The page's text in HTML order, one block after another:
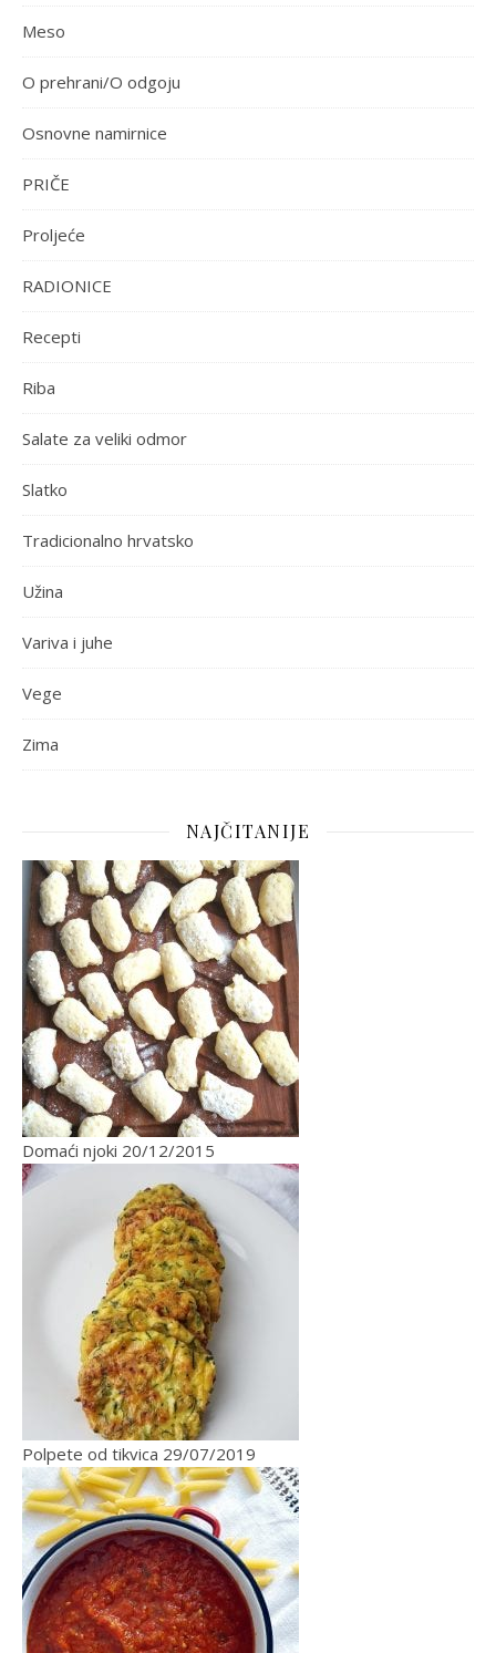
Meso
O prehrani/O odgoju
Osnovne namirnice
PRIČE
Proljeće
RADIONICE
Recepti
Riba
Salate za veliki odmor
Slatko
Tradicionalno hrvatsko
Užina
Variva i juhe
Vege
Zima
NAJČITANIJE
Domaći njoki 20/12/2015
Polpete od tikvica 29/07/2019